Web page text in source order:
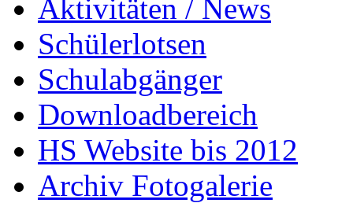
Aktivitäten / News
Schülerlotsen
Schulabgänger
Downloadbereich
HS Website bis 2012
Archiv Fotogalerie